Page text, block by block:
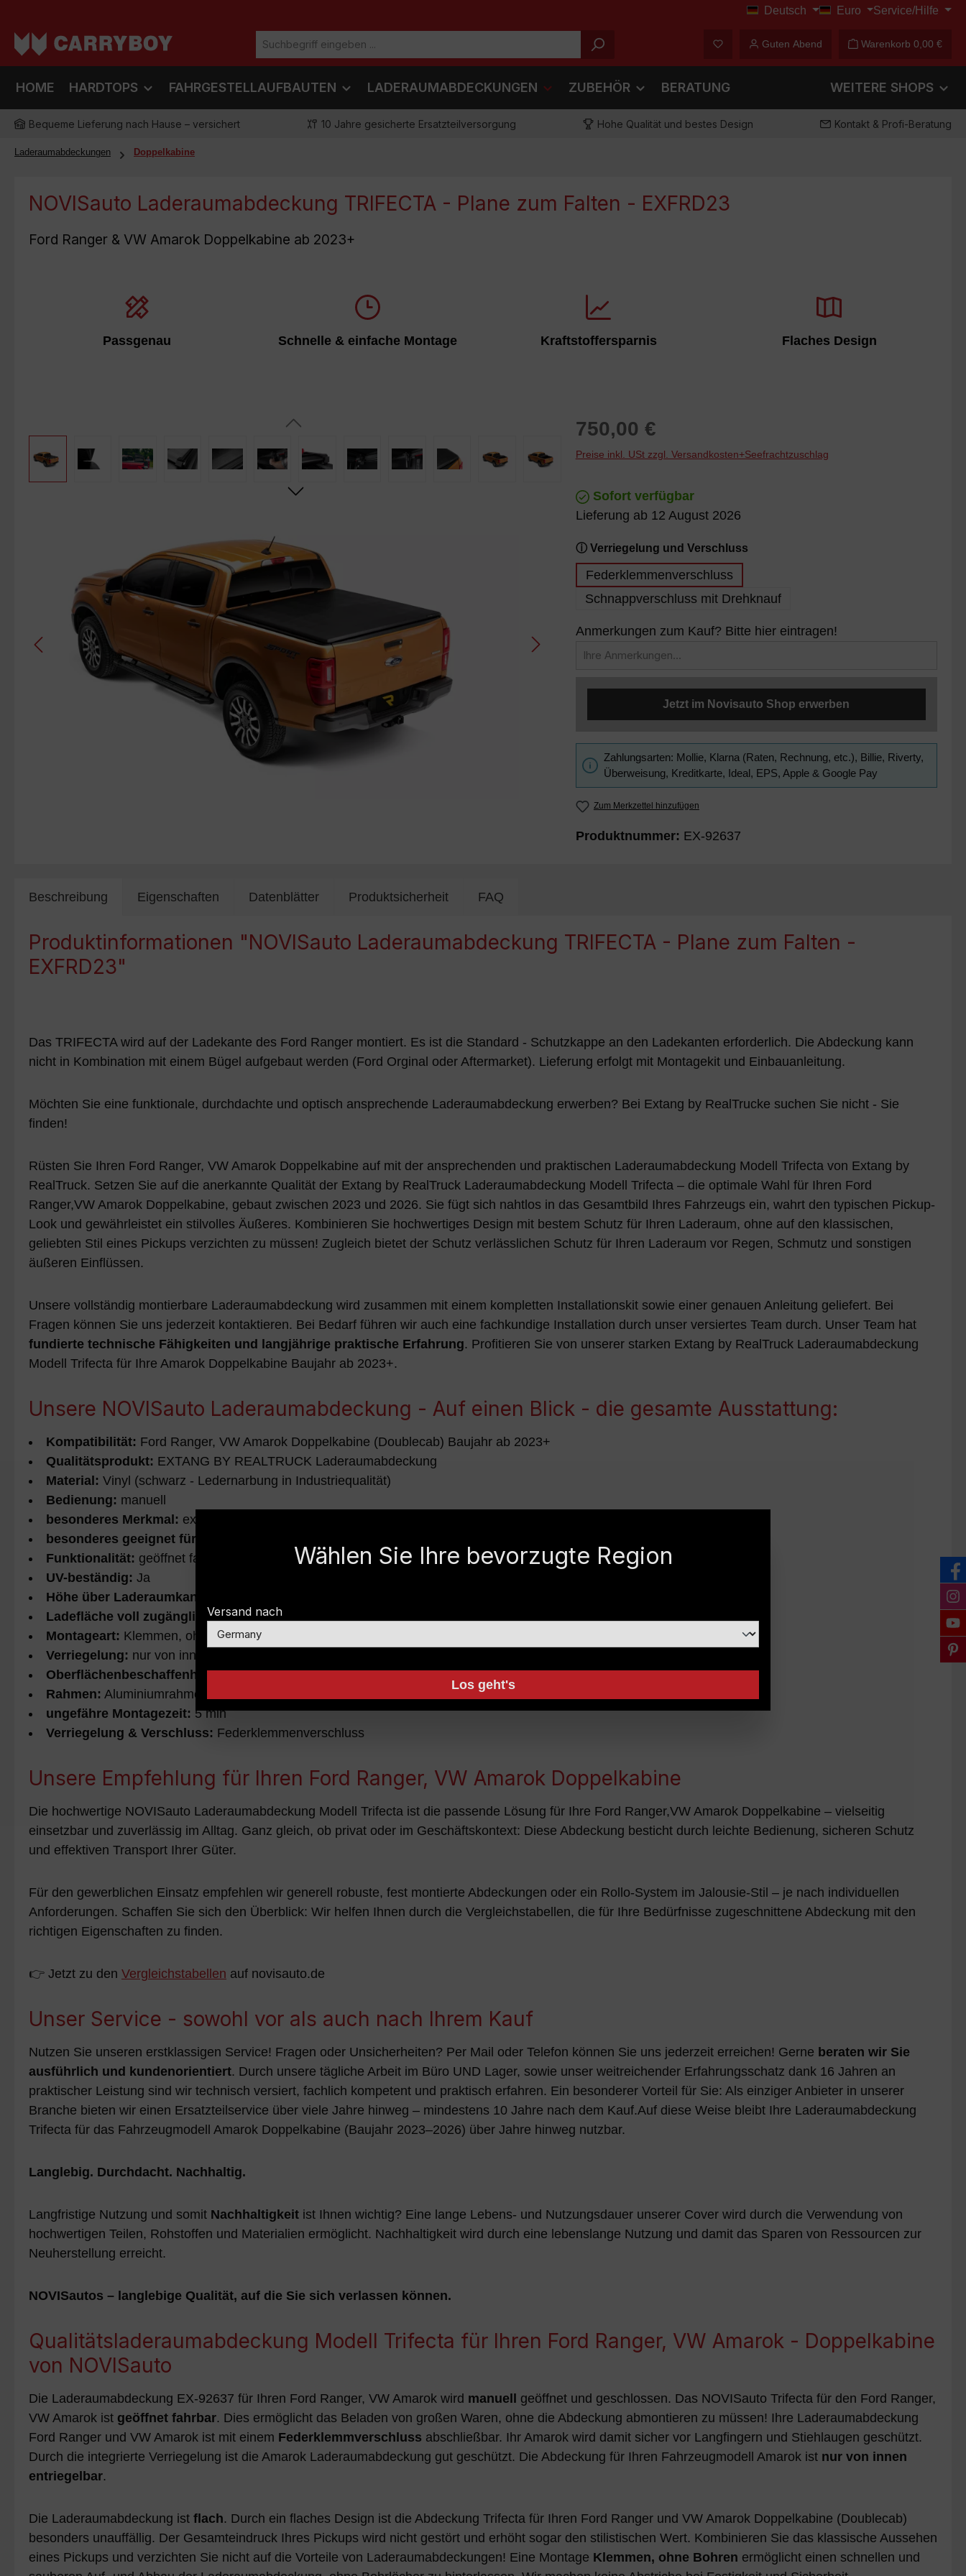
Deutsch
€
Euro Service/Hilfe
Du hast 0 Produkte auf dem Merkzettel
Guten Abend Warenkorb 0,00 €
HOME HARDTOPS FAHRGESTELLAUFBAUTEN LADERAUMABDECKUNGEN ZUBEHÖR BERATUNG WEITERE SHOPS
Bequeme Lieferung nach Hause – versichert 10 Jahre gesicherte Ersatzteilversorgung Hohe Qualität und bestes Design Kontakt & Profi-Beratung
Laderaumabdeckungen Doppelkabine
NOVISauto Laderaumabdeckung TRIFECTA - Plane zum Falten - EXFRD23
Ford Ranger & VW Amarok Doppelkabine ab 2023+
Passgenau
Egal welche Marke, egal welche
Ausführung - unsere Produkte sind
passgenau auf Ihren Pickup-Truck
Schnelle & einfache Montage
Besonders schnell und einfach zu
montieren
Kraftstoffersparnis
Verhindert Luftverwirbelungen am
Laderaum und hilft, ca. 10-15 %
Kraftstoff zu sparen.
Flaches Design
Design und gibt so das "Pickup
Abdeckung und den damit
Regulärer Preis:
750,00 €
Preise inkl. USt zzgl. Versandkosten+Seefrachtzuschlag
Sofort verfügbar
Lieferung ab 12 August 2026
ⓘ Verriegelung und Verschlussauswählen
Federklemmenverschluss
Schnappverschluss mit Drehknauf
Anmerkungen zum Kauf? Bitte hier eintragen!
Jetzt im Novisauto Shop erwerben
Zahlungsarten: Mollie, Klarna (Raten, Rechnung, etc.), Billie, Riverty,
Überweisung, Kreditkarte, Ideal, EPS, Apple & Google Pay
Zum Merkzettel hinzufügen
Produktnummer: EX-92637
Beschreibung Eigenschaften Datenblätter Produktsicherheit FAQ
Produktinformationen "NOVISauto Laderaumabdeckung TRIFECTA - Plane zum Falten -
EXFRD23"
Das TRIFECTA wird auf der Ladekante des Ford Ranger montiert. Es ist die Standard - Schutzkappe an den Ladekanten erforderlich. Die Abdeckung kann
nicht in Kombination mit einem Bügel aufgebaut werden (Ford Orginal oder Aftermarket). Lieferung erfolgt mit Montagekit und Einbauanleitung.
Möchten Sie eine funktionale, durchdachte und optisch ansprechende Laderaumabdeckung erwerben? Bei Extang by RealTrucke suchen Sie nicht - Sie
finden!
Rüsten Sie Ihren Ford Ranger, VW Amarok Doppelkabine auf mit der ansprechenden und praktischen Laderaumabdeckung Modell Trifecta von Extang by
RealTruck. Setzen Sie auf die anerkannte Qualität der Extang by RealTruck Laderaumabdeckung Modell Trifecta – die optimale Wahl für Ihren Ford
Ranger,VW Amarok Doppelkabine, gebaut zwischen 2023 und 2026. Sie fügt sich nahtlos in das Gesamtbild Ihres Fahrzeugs ein, wahrt den typischen Pickup-
Look und gewährleistet ein stilvolles Äußeres. Kombinieren Sie hochwertiges Design mit bestem Schutz für Ihren Laderaum, ohne auf den klassischen,
geliebten Stil eines Pickups verzichten zu müssen! Zugleich bietet der Schutz verlässlichen Schutz für Ihren Laderaum vor Regen, Schmutz und sonstigen
äußeren Einflüssen.
Unsere vollständig montierbare Laderaumabdeckung wird zusammen mit einem kompletten Installationskit sowie einer genauen Anleitung geliefert. Bei
Fragen können Sie uns jederzeit kontaktieren. Bei Bedarf führen wir auch eine fachkundige Installation durch unser versiertes Team durch. Unser Team hat
fundierte technische Fähigkeiten und langjährige praktische Erfahrung. Profitieren Sie von unserer starken Extang by RealTruck Laderaumabdeckung
Modell Trifecta für Ihre Amarok Doppelkabine Baujahr ab 2023+.
Unsere NOVISauto Laderaumabdeckung - Auf einen Blick - die gesamte Ausstattung:
Kompatibilität: Ford Ranger, VW Amarok Doppelkabine (Doublecab) Baujahr ab 2023+
Qualitätsprodukt: EXTANG BY REALTRUCK Laderaumabdeckung
Material: Vinyl (schwarz - Ledernarbung in Industriequalität)
Bedienung: manuell
besonderes Merkmal: extrem kurze Einbauzeit, faltbar und vielseitig nutzbar
besonderes geeignet für:
Funktionalität: geöffnet fahrbar
UV-beständig: Ja
Höhe über Laderaumkante:
Ladefläche voll zugänglich
Montageart: Klemmen, ohne Bohren
Verriegelung: nur von innen entriegelbar
Oberflächenbeschaffenheit:Vinyl: mattschimmernd
Rahmen: Aluminiumrahmen rundum
ungefähre Montagezeit: 5 min
Verriegelung & Verschluss: Federklemmenverschluss
Unsere Empfehlung für Ihren Ford Ranger, VW Amarok Doppelkabine
Die hochwertige NOVISauto Laderaumabdeckung Modell Trifecta ist die passende Lösung für Ihre Ford Ranger,VW Amarok Doppelkabine – vielseitig
einsetzbar und zuverlässig im Alltag. Ganz gleich, ob privat oder im Geschäftskontext: Diese Abdeckung besticht durch leichte Bedienung, sicheren Schutz
und effektiven Transport Ihrer Güter.
Für den gewerblichen Einsatz empfehlen wir generell robuste, fest montierte Abdeckungen oder ein Rollo-System im Jalousie-Stil – je nach individuellen
Anforderungen. Schaffen Sie sich den Überblick: Wir helfen Ihnen durch die Vergleichstabellen, die für Ihre Bedürfnisse zugeschnittene Abdeckung mit den
richtigen Eigenschaften zu finden.
👉 Jetzt zu den Vergleichstabellen auf novisauto.de
Unser Service - sowohl vor als auch nach Ihrem Kauf
Nutzen Sie unseren erstklassigen Service! Fragen oder Unsicherheiten? Per Mail oder Telefon können Sie uns jederzeit erreichen! Gerne beraten wir Sie
ausführlich und kundenorientiert. Durch unsere tägliche Arbeit im Büro UND Lager, sowie unser weitreichender Erfahrungsschatz dank 16 Jahren an
praktischer Leistung sind wir technisch versiert, fachlich kompetent und praktisch erfahren. Ein besonderer Vorteil für Sie: Als einziger Anbieter in unserer
Branche bieten wir einen Ersatzteilservice über viele Jahre hinweg – mindestens 10 Jahre nach dem Kauf.Auf diese Weise bleibt Ihre Laderaumabdeckung
Trifecta für das Fahrzeugmodell Amarok Doppelkabine (Baujahr 2023–2026) über Jahre hinweg nutzbar.
Langlebig. Durchdacht. Nachhaltig.
Langfristige Nutzung und somit Nachhaltigkeit ist Ihnen wichtig? Eine lange Lebens- und Nutzungsdauer unserer Cover wird durch die Verwendung von
hochwertigen Teilen, Rohstoffen und Materialien ermöglicht. Nachhaltigkeit wird durch eine lebenslange Nutzung und damit das Sparen von Ressourcen zur
Neuherstellung erreicht.
NOVISautos – langlebige Qualität, auf die Sie sich verlassen können.
Qualitätsladeraumabdeckung Modell Trifecta für Ihren Ford Ranger, VW Amarok - Doppelkabine
von NOVISauto
Die Laderaumabdeckung EX-92637 für Ihren Ford Ranger, VW Amarok wird manuell geöffnet und geschlossen. Das NOVISauto Trifecta für den Ford Ranger,
VW Amarok ist geöffnet fahrbar. Dies ermöglicht das Beladen von großen Waren, ohne die Abdeckung abmontieren zu müssen! Ihre Laderaumabdeckung
Ford Ranger und VW Amarok ist mit einem Federklemmverschluss abschließbar. Ihr Amarok wird damit sicher vor Langfingern und Stiehlaugen geschützt.
Durch die integrierte Verriegelung ist die Amarok Laderaumabdeckung gut geschützt. Die Abdeckung für Ihren Fahrzeugmodell Amarok ist nur von innen
entriegelbar.
Die Laderaumabdeckung ist flach. Durch ein flaches Design ist die Abdeckung Trifecta für Ihren Ford Ranger und VW Amarok Doppelkabine (Doublecab)
besonders unauffällig. Der Gesamteindruck Ihres Pickups wird nicht gestört und erhöht sogar den stilistischen Wert. Kombinieren Sie das klassische Aussehen
eines Pickups und verzichten Sie nicht auf die Vorteile von Laderaumabdeckungen! Eine Montage Klemmen, ohne Bohren ermöglicht einen schnellen und
Wählen Sie Ihre bevorzugte Region
Versand nach
Los geht's